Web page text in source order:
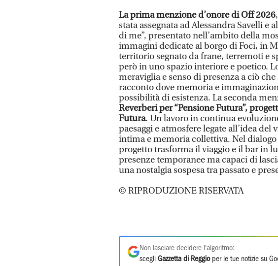
La prima menzione d’onore di Off 2026
stata assegnata ad Alessandra Savelli e
di me”, presentato nell’ambito della
immagini dedicate al borgo di Foci, in
territorio segnato da frane, terremoti e
però in uno spazio interiore e poetico.
meraviglia e senso di presenza a ciò
racconto dove memoria e
possibilità di esistenza. La seconda
Reverberi per “Pensione Futura”,
Futura. Un lavoro in continua
paesaggi e atmosfere legate all’idea
intima e memoria collettiva. Nel
progetto trasforma il viaggio e il bar in
presenze temporanee ma capaci di
una nostalgia sospesa tra passato e
© RIPRODUZIONE RISERVATA
Non lasciare decidere l'algoritmo:
scegli Gazzetta di Reggioper le tue notizie su